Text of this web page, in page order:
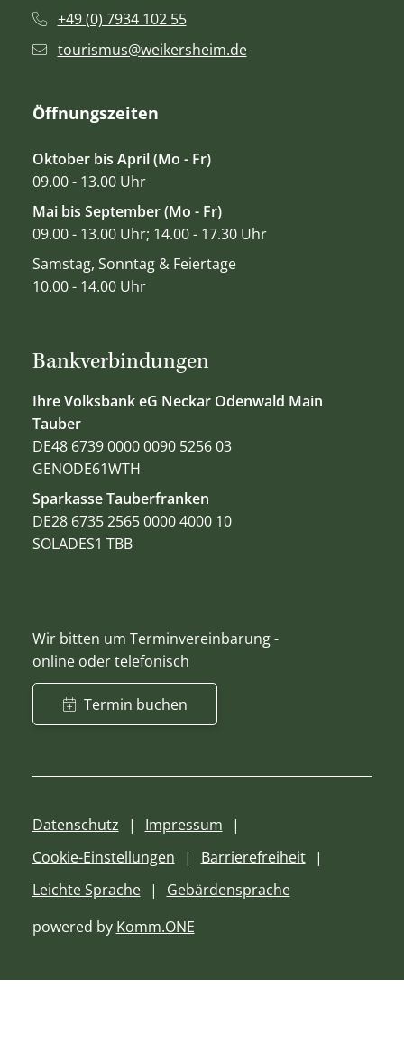
Bankverbindungen
Ihre Volksbank eG Neckar Odenwald Main
Tauber
DE48 6739 0000 0090 5256 03
GENODE61WTH
Sparkasse Tauberfranken
DE28 6735 2565 0000 4000 10
SOLADES1 TBB
Wir bitten um Terminvereinbarung -
online oder telefonisch
Termin buchen
+49 (0) 7934 102 55
tourismus@weikersheim.de
Öffnungszeiten
Oktober bis April (Mo - Fr)
09.00 - 13.00 Uhr
Mai bis September (Mo - Fr)
09.00 - 13.00 Uhr; 14.00 - 17.30 Uhr
Samstag, Sonntag & Feiertage
10.00 - 14.00 Uhr
Datenschutz
Impressum
Cookie-Einstellungen
Barrierefreiheit
Leichte Sprache
Gebärdensprache
powered by Komm.ONE